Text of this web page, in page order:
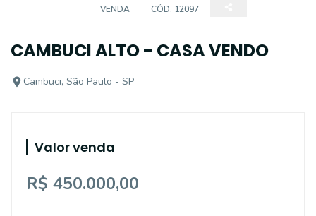
VENDA CÓD: 12097
CAMBUCI ALTO - CASA VENDO
Cambuci, São Paulo - SP
Valor venda
R$ 450.000,00